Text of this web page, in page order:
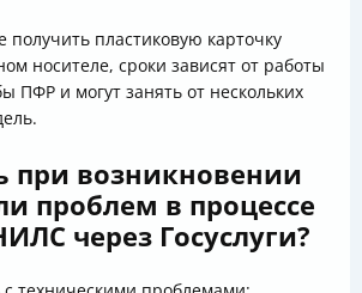
получить пластиковую карточку
носителе, сроки зависят от работы
ПФР и могут занять от нескольких
при возникновении
проблем в процессе
через Госуслуги?